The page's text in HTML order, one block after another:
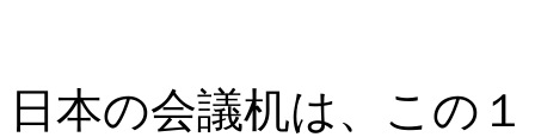
日本の会議机は、この